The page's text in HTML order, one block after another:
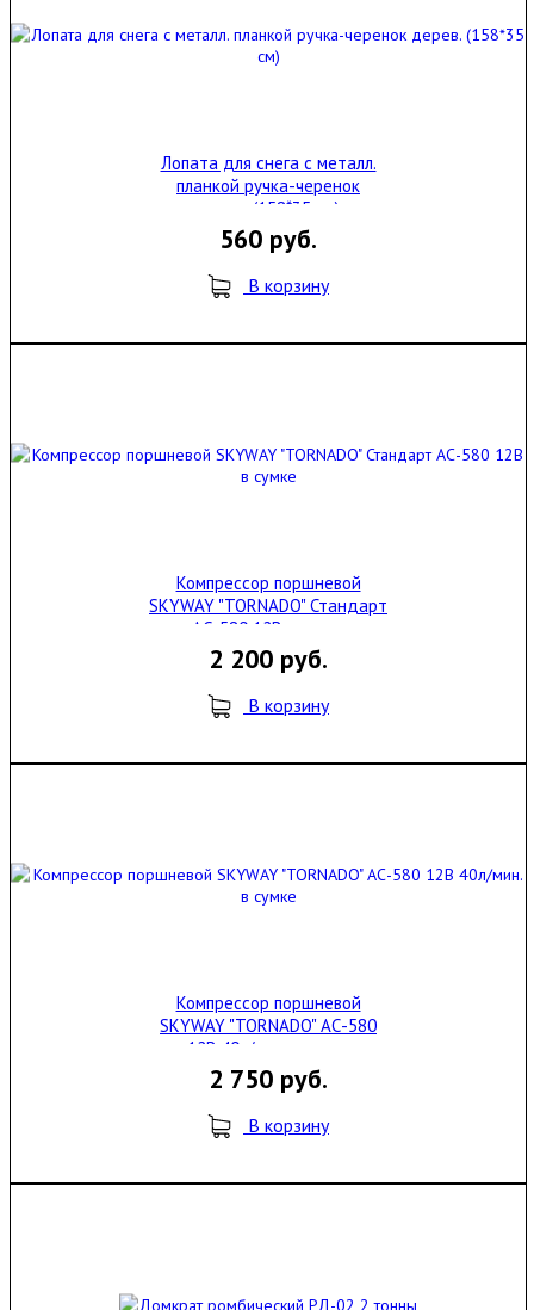
Лопата для снега с металл.
планкой ручка-черенок
дерев. (158*35 см)
560 руб.
В корзину
Компрессор поршневой
SKYWAY "TORNADO" Стандарт
АС-580 12В в сумке
2 200 руб.
В корзину
Компрессор поршневой
SKYWAY "TORNADO" АС-580
12В 40л/мин. в сумке
2 750 руб.
В корзину